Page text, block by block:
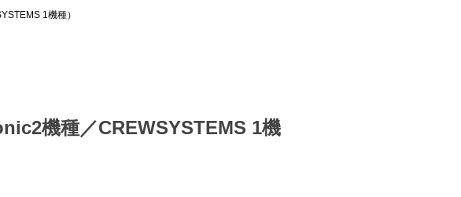
1機種）
機種／CREWSYSTEMS 1機